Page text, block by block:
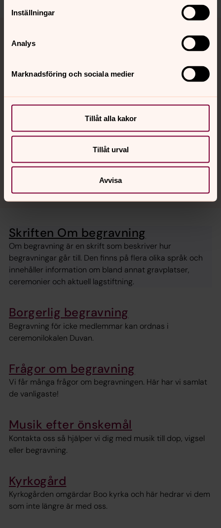
Inställningar
Analys
Marknadsföring och sociala medier
Tillåt alla kakor
Tillåt urval
Avvisa
Sorgestöd
Sorgestödsgrupp
Skriften Om begravning
Om begravning är en skrift som beskriver hur
begravningar går till. Den finns på flera olika språk och
innehåller information om bland annat gravplatser,
ceremonier och aktuell lagstiftning.
Borgerlig begravning
Begravning för icke medlemmar kan ordnas i
ceremonilokalen Duvan.
Frågor om begravning
Vi får många frågor om begravningen. Här har vi samlat
de vanligaste!
Musik efter önskemål
Kontakta oss så hjälper vi dig med musik till dop, vigsel
eller begravning.
Kyrkogård
Kyrkogården omgärdar Boo kyrka och här hedrar vi dem
som inte längre är med oss.